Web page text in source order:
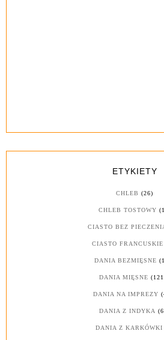
ETYKIETY
CHLEB (26)
CHLEB TOSTOWY
CIASTO BEZ
CIASTO FRANCUSKIE
DANIA BEZMIĘSNE
DANIA MIĘSNE
DANIA NA IMPREZY
DANIA Z INDYKA
DANIA Z KARKÓWKI